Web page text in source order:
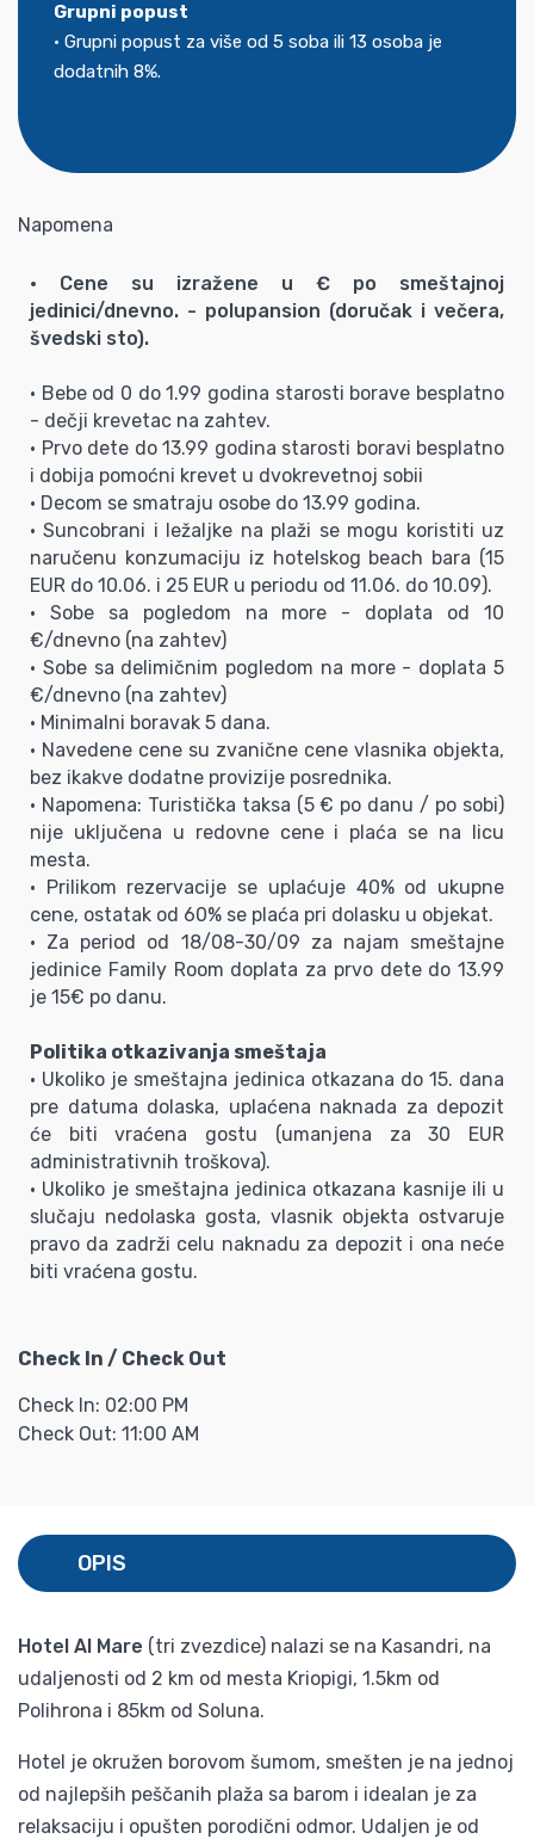
Grupni popust
• Grupni popust za više od 5 soba ili 13 osoba je
dodatnih 8%.
Napomena
• Cene su izražene u € po smeštajnoj
jedinici/dnevno. - polupansion (doručak i večera,
švedski sto).
• Bebe od 0 do 1.99 godina starosti borave besplatno
- dečji krevetac na zahtev.
• Prvo dete do 13.99 godina starosti boravi besplatno
i dobija pomoćni krevet u dvokrevetnoj sobii
• Decom se smatraju osobe do 13.99 godina.
• Suncobrani i ležaljke na plaži se mogu koristiti uz
naručenu konzumaciju iz hotelskog beach bara (15
EUR do 10.06. i 25 EUR u periodu od 11.06. do 10.09).
• Sobe sa pogledom na more - doplata od 10
€/dnevno (na zahtev)
• Sobe sa delimičnim pogledom na more - doplata 5
€/dnevno (na zahtev)
• Minimalni boravak 5 dana.
• Navedene cene su zvanične cene vlasnika objekta,
bez ikakve dodatne provizije posrednika.
• Napomena: Turistička taksa (5 € po danu / po sobi)
nije uključena u redovne cene i plaća se na licu
mesta.
• Prilikom rezervacije se uplaćuje 40% od ukupne
cene, ostatak od 60% se plaća pri dolasku u objekat.
• Za period od 18/08-30/09 za najam smeštajne
jedinice Family Room doplata za prvo dete do 13.99
je 15€ po danu.
Politika otkazivanja smeštaja
• Ukoliko je smeštajna jedinica otkazana do 15. dana
pre datuma dolaska, uplaćena naknada za depozit
će biti vraćena gostu (umanjena za 30 EUR
administrativnih troškova).
• Ukoliko je smeštajna jedinica otkazana kasnije ili u
slučaju nedolaska gosta, vlasnik objekta ostvaruje
pravo da zadrži celu naknadu za depozit i ona neće
biti vraćena gostu.
Check In / Check Out
Check In: 02:00 PM
Check Out: 11:00 AM
OPIS
Hotel Al Mare (tri zvezdice) nalazi se na Kasandri, na
udaljenosti od 2 km od mesta Kriopigi, 1.5km od
Polihrona i 85km od Soluna.
Hotel je okružen borovom šumom, smešten je na jednoj
od najlepših peščanih plaža sa barom i idealan je za
relaksaciju i opušten porodični odmor. Udaljen je od